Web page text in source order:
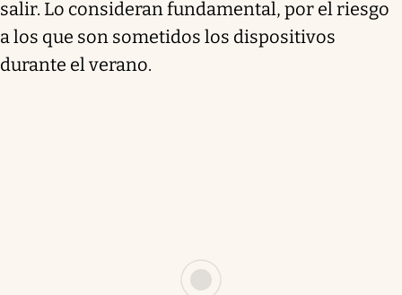
salir. Lo consideran fundamental, por el riesgo
a los que son sometidos los dispositivos
durante el verano.